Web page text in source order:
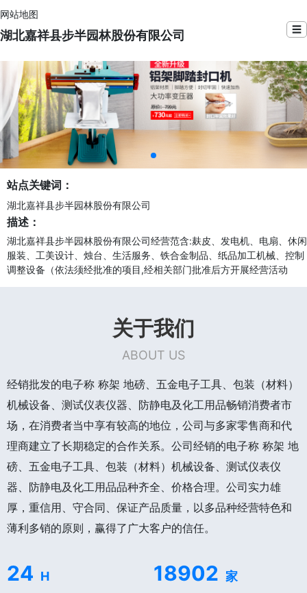
网站地图
湖北嘉祥县步半园林股份有限公司 ☰
站点关键词：
湖北嘉祥县步半园林股份有限公司
描述：
湖北嘉祥县步半园林股份有限公司经营范含:麸皮、发电机、电扇、休闲
服装、工美设计、烛台、生活服务、铁合金制品、纸品加工机械、控制
调整设备（依法须经批准的项目,经相关部门批准后方开展经营活动
关于我们
ABOUT US
经销批发的电子称 称架 地磅、五金电子工具、包装（材料）
机械设备、测试仪表仪器、防静电及化工用品畅销消费者市
场，在消费者当中享有较高的地位，公司与多家零售商和代
理商建立了长期稳定的合作关系。公司经销的电子称 称架 地
磅、五金电子工具、包装（材料）机械设备、测试仪表仪
器、防静电及化工用品品种齐全、价格合理。公司实力雄
厚，重信用、守合同、保证产品质量，以多品种经营特色和
薄利多销的原则，赢得了广大客户的信任。
24 H 18902 家